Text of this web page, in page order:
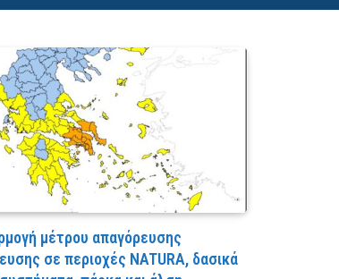
μέτρου απαγόρευσης
σε περιοχές NATURA, δασικά